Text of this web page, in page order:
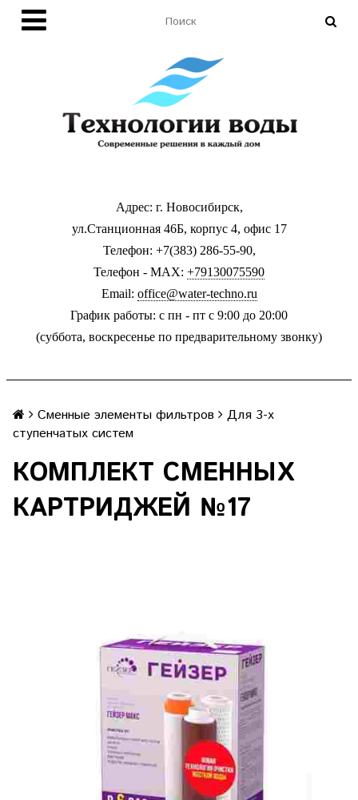
Адрес: г. Новосибирск,
ул.Станционная 46Б, корпус 4, офис 17
Телефон: +7(383) 286-55-90,
Телефон - MAX: +79130075590
Email: office@water-techno.ru
График работы: с пн - пт с 9:00 до 20:00
(суббота, воскресенье по предварительному звонку)
Сменные элементы фильтров
Для 3-х
ступенчатых систем
КОМПЛЕКТ СМЕННЫХ
КАРТРИДЖЕЙ №17